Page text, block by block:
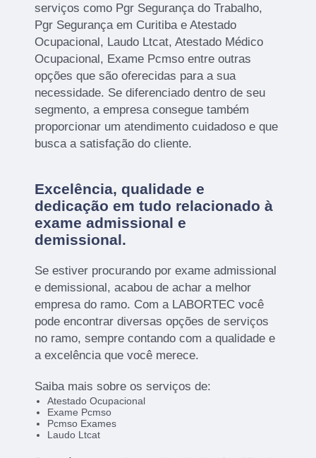
serviços como Pgr Segurança do Trabalho,
Pgr Segurança em Curitiba e Atestado
Ocupacional, Laudo Ltcat, Atestado Médico
Ocupacional, Exame Pcmso entre outras
opções que são oferecidas para a sua
necessidade. Se diferenciado dentro de seu
segmento, a empresa consegue também
proporcionar um atendimento cuidadoso e que
busca a satisfação do cliente.
Excelência, qualidade e
dedicação em tudo relacionado à
exame admissional e
demissional.
Se estiver procurando por exame admissional
e demissional, acabou de achar a melhor
empresa do ramo. Com a LABORTEC você
pode encontrar diversas opções de serviços
no ramo, sempre contando com a qualidade e
a excelência que você merece.
Saiba mais sobre os serviços de:
Atestado Ocupacional
Exame Pcmso
Pcmso Exames
Laudo Ltcat